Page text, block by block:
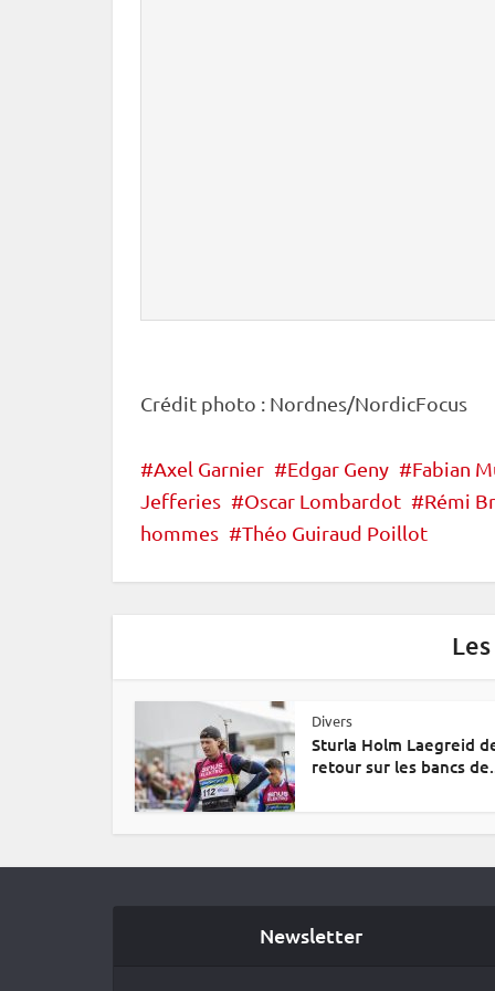
Crédit photo : Nordnes/NordicFocus
Axel Garnier Edgar Geny
Fabian
Jefferies
Oscar Lombardot
Rémi
hommes
Théo Guiraud Poillot
Divers
Sturla Holm Laegreid
retour sur les bancs
Newsletter